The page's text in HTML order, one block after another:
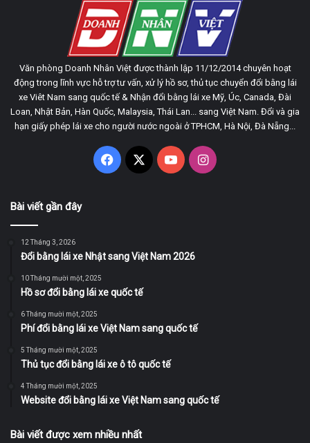
Văn phòng Doanh Nhân Việt được thành lập 11/12/2014 chuyên hoạt
động trong lĩnh vực hỗ trợ tư vấn, xử lý hồ sơ, thủ tục chuyển đổi bằng lái
xe Viêt Nam sang quốc tế & Nhận đổi bằng lái xe Mỹ, Úc, Canada, Đài
Loan, Nhật Bản, Hàn Quốc, Malaysia, Thái Lan... sang Việt Nam. Đổi và gia
hạn giấy phép lái xe cho người nước ngoài ở TPHCM, Hà Nội, Đà Nẵng...
Facebook
X YouTubeInstagram
Bài viết gần đây
12 Tháng 3, 2026
Đổi bằng lái xe Nhật sang Việt Nam 2026
10 Tháng mười một, 2025
Hồ sơ đổi bằng lái xe quốc tế
6 Tháng mười một, 2025
Phí đổi bằng lái xe Việt Nam sang quốc tế
5 Tháng mười một, 2025
Thủ tục đổi bằng lái xe ô tô quốc tế
4 Tháng mười một, 2025
Website đổi bằng lái xe Việt Nam sang quốc tế
Bài viết được xem nhiều nhất